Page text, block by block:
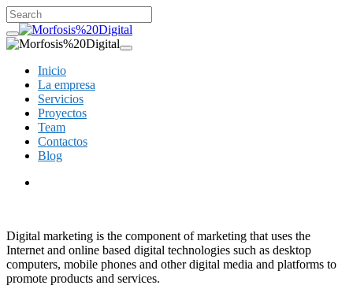
Inicio
La empresa
Servicios
Proyectos
Team
Contactos
Blog
Digital marketing is the component of marketing that uses the
Internet and online based digital technologies such as desktop
computers, mobile phones and other digital media and platforms to
promote products and services.